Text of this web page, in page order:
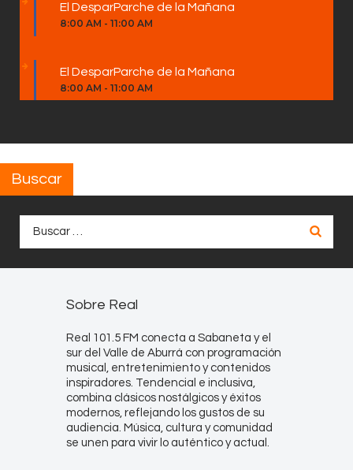
El DesparParche de la Mañana
8:00 AM - 11:00 AM
El DesparParche de la Mañana
8:00 AM - 11:00 AM
Buscar
Sobre Real
Real 101.5 FM conecta a Sabaneta y el
sur del Valle de Aburrá con programación
musical, entretenimiento y contenidos
inspiradores. Tendencial e inclusiva,
combina clásicos nostálgicos y éxitos
modernos, reflejando los gustos de su
audiencia. Música, cultura y comunidad
se unen para vivir lo auténtico y actual.